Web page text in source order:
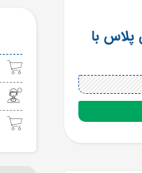
پلاس با